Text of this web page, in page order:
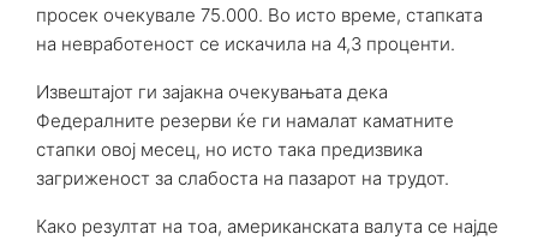
просек очекувале 75.000. Во исто време, стапката
на невработеност се искачила на 4,3 проценти.
Извештајот ги зајакна очекувањата дека
Федералните резерви ќе ги намалат каматните
стапки овој месец, но исто така предизвика
загриженост за слабоста на пазарот на трудот.
Како резултат на тоа, американската валута се најде